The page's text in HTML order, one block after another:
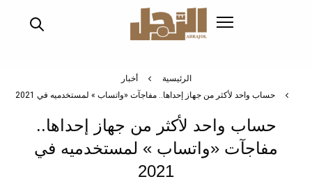
الرئيسية
أخبار
حساب واحد لأكثر من جهاز إحداها.. مفاجآت «واتساب » لمستخدميه في 2021
حساب واحد لأكثر من جهاز إحداها..
مفاجآت «واتساب » لمستخدميه في
2021